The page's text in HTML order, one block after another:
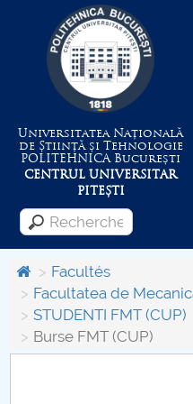
Universitatea Națională
de Știință și Tehnologie
POLITEHNICABucurești
CENTRUL UNIVERSITAR
PITEȘTI
Menu
Despre Universitate
Centrul de Management
Facultés
Facultatea de
STUDENTI FMT (CUP)
Burse FMT (CUP)